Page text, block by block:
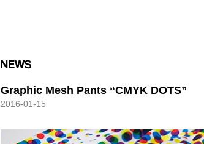
Graphic Mesh Pants “CMYK DOTS”
2016-01-15